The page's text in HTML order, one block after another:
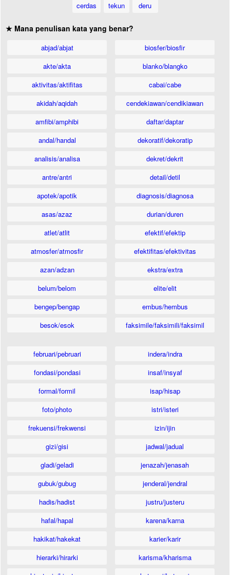
cerdas
tekun deru
★ Mana penulisan kata yang benar?
abjad/abjat
akte/akta
aktivitas/aktifitas
akidah/aqidah
amfibi/amphibi
andal/handal
analisis/analisa
antre/antri
apotek/apotik
asas/azaz
atlet/atlit
atmosfer/atmosfir
azan/adzan
belum/belom
bengep/bengap
besok/esok
biosfer/biosfir
blanko/blangko
cabai/cabe
cendekiawan/cendikiawan
daftar/daptar
dekoratif/dekoratip
dekret/dekrit
detail/detil
diagnosis/diagnosa
durian/duren
efektif/efektip
efektifitas/efektivitas
ekstra/extra
elite/elit
embus/hembus
faksimile/faksimili/faksimil
februari/pebruari
fondasi/pondasi
formal/formil
foto/photo
frekuensi/frekwensi
gizi/gisi
gladi/geladi
gubuk/gubug
hadis/hadist
hafal/hapal
hakikat/hakekat
hierarki/hirarki
indera/indra
insaf/insyaf
isap/hisap
istri/isteri
izin/ijin
jadwal/jadual
jenazah/jenasah
jenderal/jendral
justru/justeru
karena/karna
karier/karir
karisma/kharisma